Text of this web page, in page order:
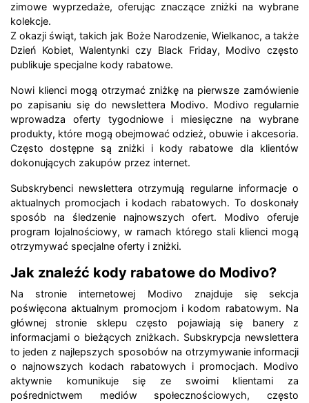
zimowe wyprzedaże, oferując znaczące zniżki na wybrane
kolekcje.
Z okazji świąt, takich jak Boże Narodzenie, Wielkanoc, a także
Dzień Kobiet, Walentynki czy Black Friday, Modivo często
publikuje specjalne kody rabatowe.
Nowi klienci mogą otrzymać zniżkę na pierwsze zamówienie
po zapisaniu się do newslettera Modivo. Modivo regularnie
wprowadza oferty tygodniowe i miesięczne na wybrane
produkty, które mogą obejmować odzież, obuwie i akcesoria.
Często dostępne są zniżki i kody rabatowe dla klientów
dokonujących zakupów przez internet.
Subskrybenci newslettera otrzymują regularne informacje o
aktualnych promocjach i kodach rabatowych. To doskonały
sposób na śledzenie najnowszych ofert. Modivo oferuje
program lojalnościowy, w ramach którego stali klienci mogą
otrzymywać specjalne oferty i zniżki.
Jak znaleźć kody rabatowe do Modivo?
Na stronie internetowej Modivo znajduje się sekcja
poświęcona aktualnym promocjom i kodom rabatowym. Na
głównej stronie sklepu często pojawiają się banery z
informacjami o bieżących zniżkach. Subskrypcja newslettera
to jeden z najlepszych sposobów na otrzymywanie informacji
o najnowszych kodach rabatowych i promocjach. Modivo
aktywnie komunikuje się ze swoimi klientami za
pośrednictwem mediów społecznościowych, często